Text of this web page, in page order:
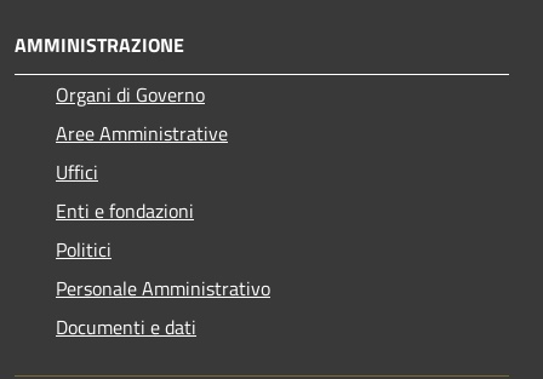
AMMINISTRAZIONE
Organi di Governo
Aree Amministrative
Uffici
Enti e fondazioni
Politici
Personale Amministrativo
Documenti e dati